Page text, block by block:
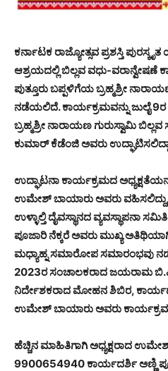
ಕರ್ನಾಟಕ ರಾಜ್ಯೋತ್ಸವ ಪ್ರಶಸ್ತಿ
ಆಶ್ರಯದಲ್ಲಿ ಬಿಲ್ಲವ ವಧು-ವರಾನ್ವೇಷಣೆ
ಪುತ್ತೂರು ಬಪ್ಪಳಿಗೆಯ ಬ್ರಹ್ಮಶ್ರೀ
ನಡೆಯಲಿದೆ. ಕಾರ್ಯಕ್ರಮವನ್ನು ಜುಲೈ 9ರ
ಬ್ರಹ್ಮಶ್ರೀ ನಾರಾಯಣ ಗುರುಸ್ವಾಮಿ
ಕುಮಾರ್ ಕೆಡೆಂಜಿ ಅವರು
ಉದ್ಘಾಟನಾ ಕಾರ್ಯಕ್ರಮದ
ಉಮೇಶ್ ಬಾಯಾರು ಅವರು ವಹಿಸಲಿದ್ದು,
ಉಳ್ಳಾಲ್ತಿ ದೈವಸ್ಥಾನದ ವ್ಯವಸ್ಥಾಪನಾ
ಪೂಜಾರಿ ನೆಕ್ಕರೆ ಅವರು ಮುಖ್ಯ
ಮಧ್ಯಾಹ್ನ ಸಮಾರೋಪ ಸಮಾರಂಭವು
2023ರ ಸಂಚಾಲಕರಾದ ಜಯರಾಮ
ನಿರ್ದೇಶಕರಾದ ಮೋಹನ ಶಿಬಿರ,
ಉಮೇಶ್ ಬಾಯಾರು ಅವರು
ಹೆಚ್ಚಿನ ಮಾಹಿತಿಗಾಗಿ ಅಧ್ಯಕ್ಷರಾದ
9900654940 ಕಾರ್ಯದರ್ಶಿ ಅಣ್ಣಿ